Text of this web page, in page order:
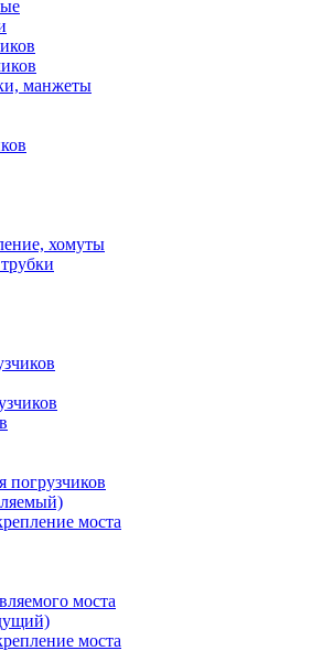
манжеты
хомуты
погрузчиков
моста
моста
моста